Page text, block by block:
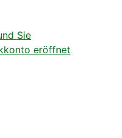
Sie
eröffnet